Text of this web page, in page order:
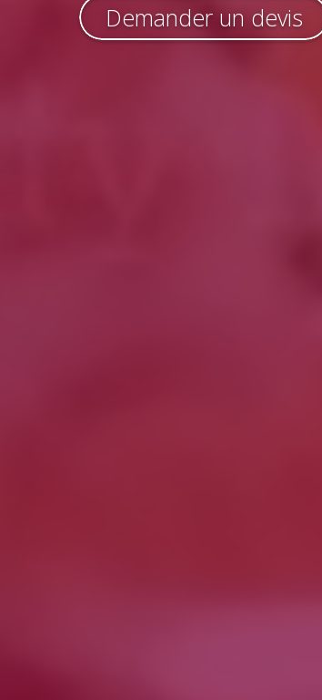
Demander un devis